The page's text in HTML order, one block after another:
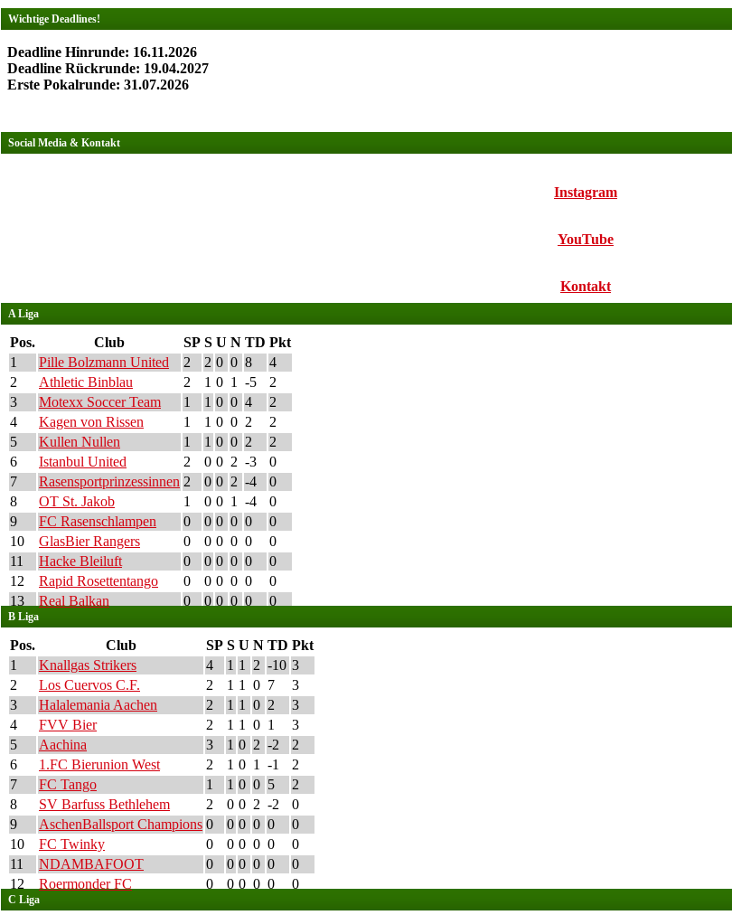
Wichtige Deadlines!
Deadline Hinrunde: 16.11.2026
Deadline Rückrunde: 19.04.2027
Erste Pokalrunde: 31.07.2026
Social Media & Kontakt
Instagram
YouTube
Kontakt
A Liga
Pos. Club SP S U N TD Pkt
1
Pille Bolzmann United 2 2 0 0 8
4
2
Athletic Binblau 2 1 0 1 -5
2
3
Motexx Soccer Team 1 1 0 0 4
2
4
Kagen von Rissen 1 1 0 0 2
2
5
Kullen Nullen 1 1 0 0 2
2
6
Istanbul United 2 0 0 2 -3
0
7
Rasensportprinzessinnen 2 0 0 2 -4
0
8
OT St. Jakob 1 0 0 1 -4
0
9
FC Rasenschlampen 0 0 0 0 0
0
10
GlasBier Rangers 0 0 0 0 0
0
11
Hacke Bleiluft 0 0 0 0 0
0
12
Rapid Rosettentango 0 0 0 0 0
0
13
Real Balkan 0 0 0 0 0 0
B Liga
Pos. Club SP S U N TD Pkt
1
Knallgas Strikers 4 1 1 2 -10 3
2
Los Cuervos C.F. 2 1 1 0 7
3
3
Halalemania Aachen 2 1 1 0 2
3
4
FVV Bier 2 1 1 0 1
3
5
Aachina 3 1 0 2 -2
2
6
1.FC Bierunion West 2 1 0 1 -1
2
7
FC Tango 1 1 0 0 5
2
8
SV Barfuss Bethlehem 2 0 0 2 -2
0
9
AschenBallsport Champions 0 0 0 0 0
0
10
FC Twinky 0 0 0 0 0
0
11
NDAMBAFOOT 0 0 0 0 0
0
12
Roermonder FC 0 0 0 0 0 0
C Liga